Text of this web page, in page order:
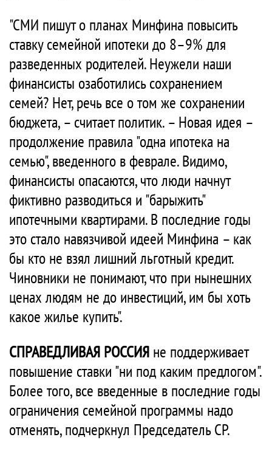
"СМИ пишут о планах Минфина повысить
ставку семейной ипотеки до 8–9% для
разведенных родителей. Неужели наши
финансисты озаботились сохранением
семей? Нет, речь все о том же сохранении
бюджета, – считает политик. – Новая идея –
продолжение правила "одна ипотека на
семью", введенного в феврале. Видимо,
финансисты опасаются, что люди начнут
фиктивно разводиться и "барыжить"
ипотечными квартирами. В последние годы
это стало навязчивой идеей Минфина – как
бы кто не взял лишний льготный кредит.
Чиновники не понимают, что при нынешних
ценах людям не до инвестиций, им бы хоть
какое жилье купить".
СПРАВЕДЛИВАЯ РОССИЯ не поддерживает
повышение ставки "ни под каким предлогом".
Более того, все введенные в последние годы
ограничения семейной программы надо
отменять, подчеркнул Председатель СР.